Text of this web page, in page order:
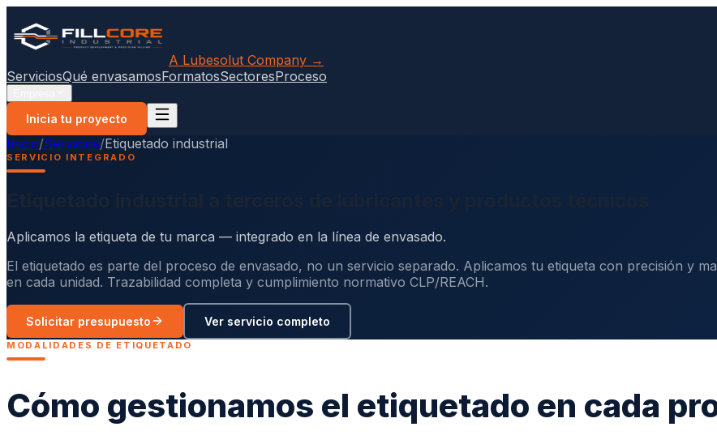
A Lubesolut Company →
ServiciosQué envasamosFormatosSectoresProceso
Inicia tu proyecto
Inicio/Servicios/Etiquetado industrial
SERVICIO INTEGRADO
Aplicamos la etiqueta de tu marca — integrado en la línea de envasado.
El etiquetado es parte del proceso de envasado, no un servicio separado. Aplicamos tu etiqueta con precisión y
en cada unidad. Trazabilidad completa y cumplimiento normativo CLP/REACH.
Solicitar presupuesto Ver servicio completo
MODALIDADES DE ETIQUETADO
Cómo gestionamos el etiquetado en cada